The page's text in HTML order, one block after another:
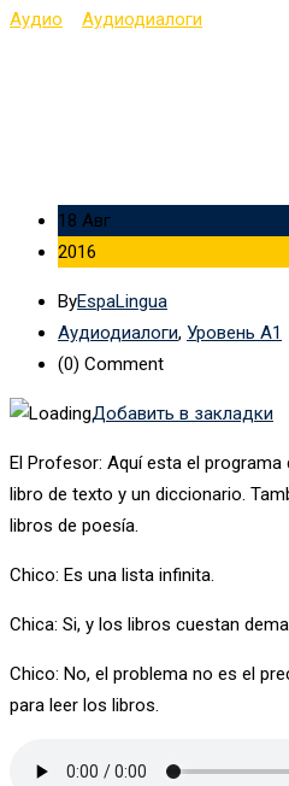
Аудио
Аудиодиалоги
18 Авг
2016
ByEspaLingua
Аудиодиалоги, Уровень А1
(0) Comment
Добавить в закладки
El Profesor: Aquí esta el
libro de texto y un diccionario.
libros de poesía.
Chico: Es una lista infinita.
Chica: Si, y los libros cuestan
Chico: No, el problema no es el
para leer los libros.